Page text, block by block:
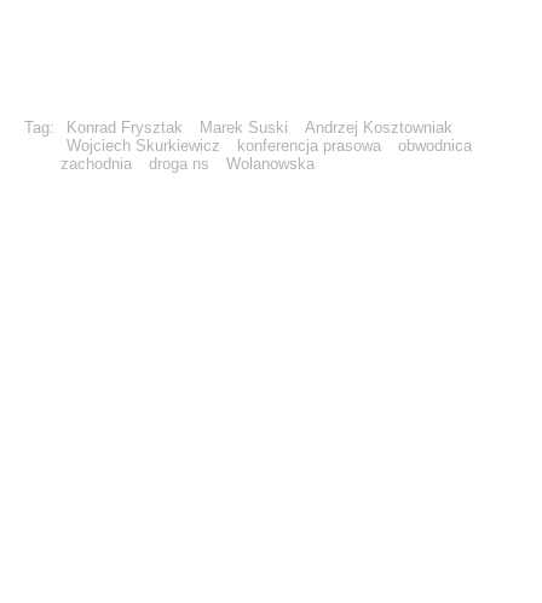
Tag: Konrad Frysztak Marek Suski
Andrzej Kosztowniak
Wojciech Skurkiewicz
konferencja prasowa
obwodnica
zachodnia
droga ns Wolanowska